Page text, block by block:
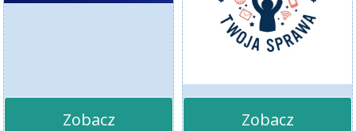
Zobacz Zobacz